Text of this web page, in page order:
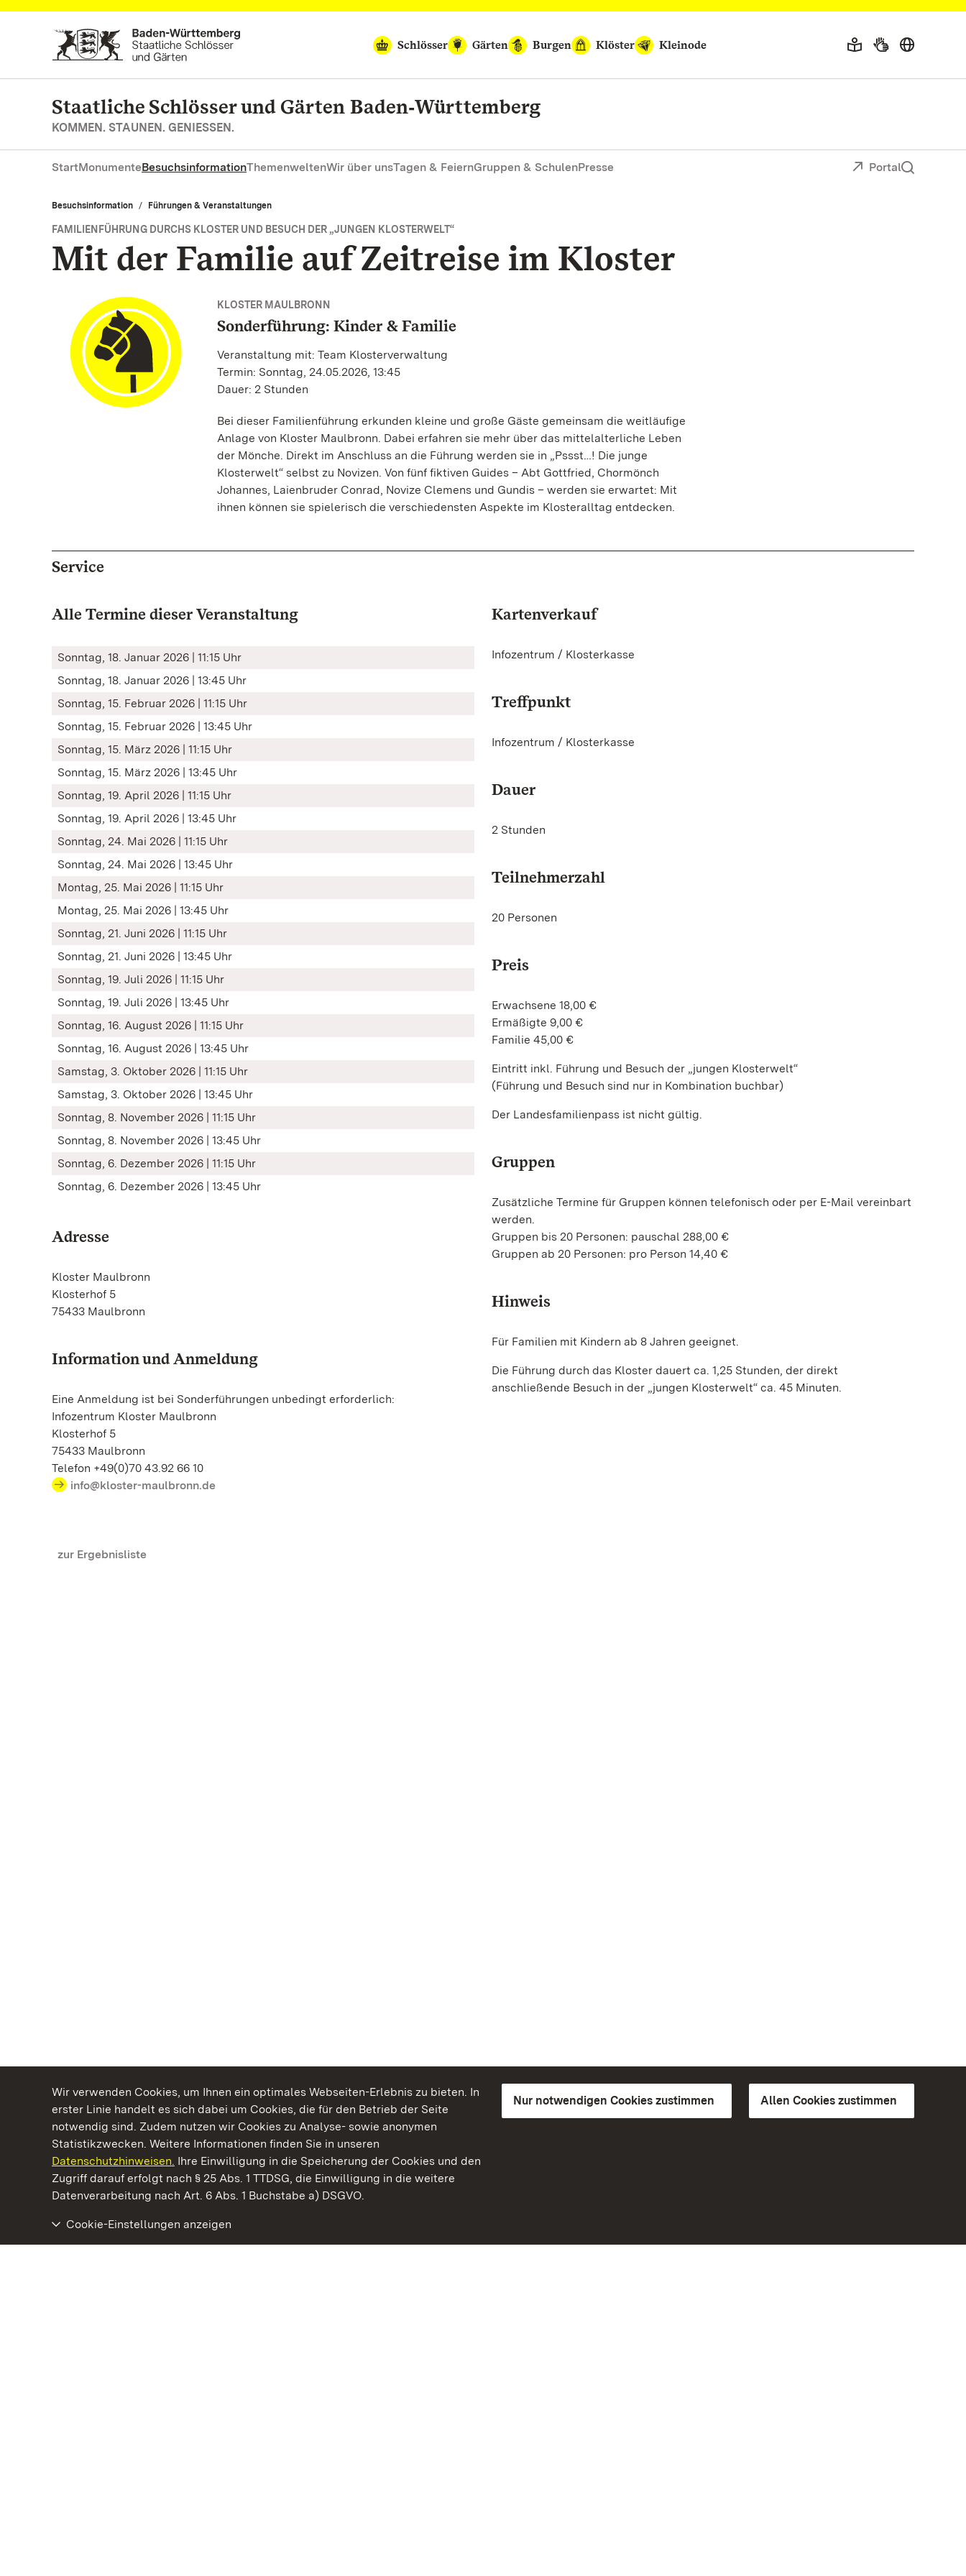
Wir verwenden Cookies, um Ihnen ein optimales Webseiten-Erlebnis zu bieten. In
erster Linie handelt es sich dabei um Cookies, die für den Betrieb der Seite
notwendig sind. Zudem nutzen wir Cookies zu Analyse- sowie anonymen
Statistikzwecken. Weitere Informationen finden Sie in unseren
Datenschutzhinweisen. Ihre Einwilligung in die Speicherung der Cookies und den
Zugriff darauf erfolgt nach § 25 Abs. 1 TTDSG, die Einwilligung in die weitere
Datenverarbeitung nach Art. 6 Abs. 1 Buchstabe a) DSGVO.
Nur notwendigen Cookies zustimmen Allen Cookies zustimmen
Cookie-Einstellungen anzeigen
Zum Hauptinhalt springen
Schlösser
Gärten Burgen Klöster Kleinode
Staatliche Schlösser und Gärten Baden‑Württemberg
KOMMEN. STAUNEN. GENIESSEN.
StartMonumenteBesuchsinformationThemenweltenWir über unsTagen & FeiernGruppen & SchulenPresse Portal
Besuchsinformation Führungen & Veranstaltungen
FAMILIENFÜHRUNG DURCHS KLOSTER UND BESUCH DER „JUNGEN KLOSTERWELT“
Mit der Familie auf Zeitreise im Kloster
KLOSTER MAULBRONN
Sonderführung: Kinder & Familie
Veranstaltung mit: Team Klosterverwaltung
Termin: Sonntag, 24.05.2026, 13:45
Dauer: 2 Stunden
Bei dieser Familienführung erkunden kleine und große Gäste gemeinsam die weitläufige
Anlage von Kloster Maulbronn. Dabei erfahren sie mehr über das mittelalterliche Leben
der Mönche. Direkt im Anschluss an die Führung werden sie in „Pssst…! Die junge
Klosterwelt“ selbst zu Novizen. Von fünf fiktiven Guides – Abt Gottfried, Chormönch
Johannes, Laienbruder Conrad, Novize Clemens und Gundis – werden sie erwartet: Mit
ihnen können sie spielerisch die verschiedensten Aspekte im Klosteralltag entdecken.
Service
Alle Termine dieser Veranstaltung
Sonntag, 18. Januar 2026 | 11:15 Uhr
Sonntag, 18. Januar 2026 | 13:45 Uhr
Sonntag, 15. Februar 2026 | 11:15 Uhr
Sonntag, 15. Februar 2026 | 13:45 Uhr
Sonntag, 15. März 2026 | 11:15 Uhr
Sonntag, 15. März 2026 | 13:45 Uhr
Sonntag, 19. April 2026 | 11:15 Uhr
Sonntag, 19. April 2026 | 13:45 Uhr
Sonntag, 24. Mai 2026 | 11:15 Uhr
Sonntag, 24. Mai 2026 | 13:45 Uhr
Montag, 25. Mai 2026 | 11:15 Uhr
Montag, 25. Mai 2026 | 13:45 Uhr
Sonntag, 21. Juni 2026 | 11:15 Uhr
Sonntag, 21. Juni 2026 | 13:45 Uhr
Sonntag, 19. Juli 2026 | 11:15 Uhr
Sonntag, 19. Juli 2026 | 13:45 Uhr
Sonntag, 16. August 2026 | 11:15 Uhr
Sonntag, 16. August 2026 | 13:45 Uhr
Samstag, 3. Oktober 2026 | 11:15 Uhr
Samstag, 3. Oktober 2026 | 13:45 Uhr
Sonntag, 8. November 2026 | 11:15 Uhr
Sonntag, 8. November 2026 | 13:45 Uhr
Sonntag, 6. Dezember 2026 | 11:15 Uhr
Sonntag, 6. Dezember 2026 | 13:45 Uhr
Adresse
Kloster Maulbronn
Klosterhof 5
75433 Maulbronn
Information und Anmeldung
Eine Anmeldung ist bei Sonderführungen unbedingt erforderlich:
Infozentrum Kloster Maulbronn
Klosterhof 5
75433 Maulbronn
Telefon +49(0)70 43.92 66 10
info@kloster-maulbronn.de
Kartenverkauf
Infozentrum / Klosterkasse
Treffpunkt
Infozentrum / Klosterkasse
Dauer
2 Stunden
Teilnehmerzahl
20 Personen
Preis
Erwachsene 18,00 €
Ermäßigte 9,00 €
Familie 45,00 €
Eintritt inkl. Führung und Besuch der „jungen Klosterwelt“
(Führung und Besuch sind nur in Kombination buchbar)
Der Landesfamilienpass ist nicht gültig.
Gruppen
Zusätzliche Termine für Gruppen können telefonisch oder per E-Mail vereinbart
werden.
Gruppen bis 20 Personen: pauschal 288,00 €
Gruppen ab 20 Personen: pro Person 14,40 €
Hinweis
Für Familien mit Kindern ab 8 Jahren geeignet.
Die Führung durch das Kloster dauert ca. 1,25 Stunden, der direkt
anschließende Besuch in der „jungen Klosterwelt“ ca. 45 Minuten.
zur Ergebnisliste
Kommen. Staunen. Genießen.